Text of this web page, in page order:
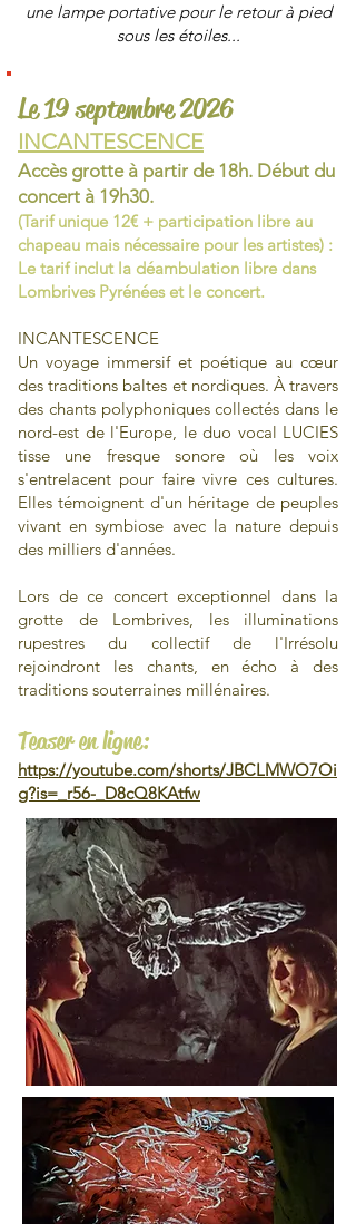
une lampe portative pour le retour à pied
sous les étoiles...
Le 19 septembre 2026
INCANTESCENCE
Accès grotte à partir de 18h. Début du
concert à 19h30.
(Tarif unique 12€ + participation libre au
chapeau mais nécessaire pour les artistes) :
Le tarifinclutla déambulation libre dans
Lombrives Pyrénées et le concert.
INCANTESCENCE
Un voyage immersif et poétique au cœur
des traditions baltes et nordiques. À travers
des chants polyphoniques collectés dans le
nord-est de l'Europe, le duo vocal LUCIES
tisse une fresque sonore où les voix
s'entrelacent pour faire vivre ces cultures.
Elles témoignent d'un héritage de peuples
vivant en symbiose avec la nature depuis
des milliers d'années.
Lors de ce concert exceptionnel dans la
grotte de Lombrives, les illuminations
rupestres du collectif de l'Irrésolu
rejoindront les chants, en écho à des
traditions souterraines millénaires.
Teaser en ligne:
https://youtube.com/shorts/JBCLMWO7Oi
g?is=_r56-_D8cQ8KAtfw